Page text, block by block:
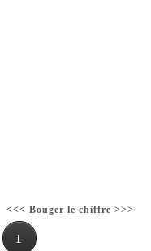
<<< Bouger le chiffre >>>
1